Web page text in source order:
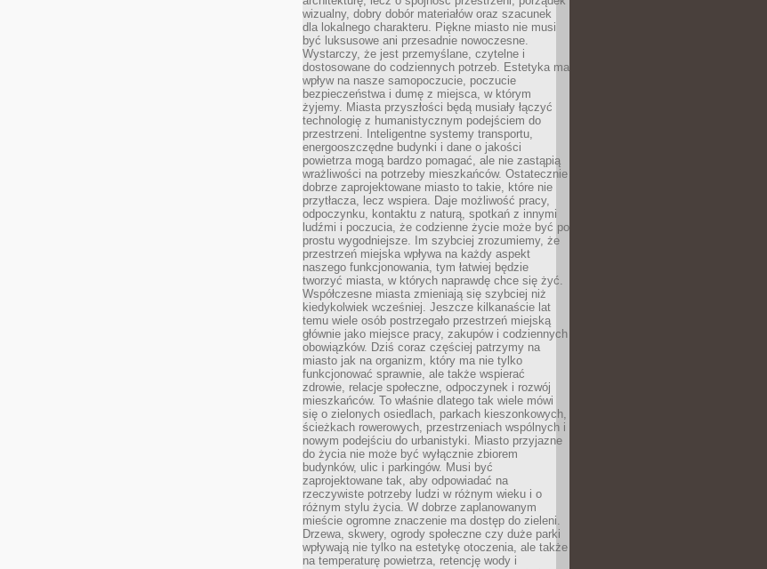
wizualny, dobry dobór materiałów oraz szacunek
dla lokalnego charakteru. Piękne miasto nie musi
być luksusowe ani przesadnie nowoczesne.
Wystarczy, że jest przemyślane, czytelne i
dostosowane do codziennych potrzeb. Estetyka ma
wpływ na nasze samopoczucie, poczucie
bezpieczeństwa i dumę z miejsca, w którym
żyjemy. Miasta przyszłości będą musiały łączyć
technologię z humanistycznym podejściem do
przestrzeni. Inteligentne systemy transportu,
energooszczędne budynki i dane o jakości
powietrza mogą bardzo pomagać, ale nie zastąpią
wrażliwości na potrzeby mieszkańców. Ostatecznie
dobrze zaprojektowane miasto to takie, które nie
przytłacza, lecz wspiera. Daje możliwość pracy,
odpoczynku, kontaktu z naturą, spotkań z innymi
ludźmi i poczucia, że codzienne życie może być po
prostu wygodniejsze. Im szybciej zrozumiemy, że
przestrzeń miejska wpływa na każdy aspekt
naszego funkcjonowania, tym łatwiej będzie
tworzyć miasta, w których naprawdę chce się żyć.
Współczesne miasta zmieniają się szybciej niż
kiedykolwiek wcześniej. Jeszcze kilkanaście lat
temu wiele osób postrzegało przestrzeń miejską
głównie jako miejsce pracy, zakupów i codziennych
obowiązków. Dziś coraz częściej patrzymy na
miasto jak na organizm, który ma nie tylko
funkcjonować sprawnie, ale także wspierać
zdrowie, relacje społeczne, odpoczynek i rozwój
mieszkańców. To właśnie dlatego tak wiele mówi
się o zielonych osiedlach, parkach kieszonkowych,
ścieżkach rowerowych, przestrzeniach wspólnych i
nowym podejściu do urbanistyki. Miasto przyjazne
do życia nie może być wyłącznie zbiorem
budynków, ulic i parkingów. Musi być
zaprojektowane tak, aby odpowiadać na
rzeczywiste potrzeby ludzi w różnym wieku i o
różnym stylu życia. W dobrze zaplanowanym
mieście ogromne znaczenie ma dostęp do zieleni.
Drzewa, skwery, ogrody społeczne czy duże parki
wpływają nie tylko na estetykę otoczenia, ale także
na temperaturę powietrza, retencję wody i